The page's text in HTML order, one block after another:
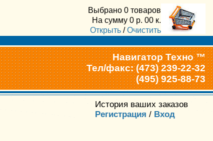
Выбрано 0 товаров
На сумму 0 р. 00 к.
Открыть /Очистить
Навигатор Техно ™
Тел/факс: (473) 239-22-32
(495) 925-88-73
История ваших заказов
Регистрация / Вход